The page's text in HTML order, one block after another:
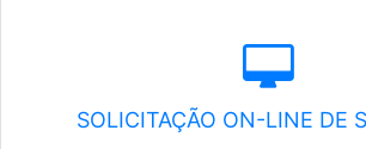
SOLICITAÇÃO ON-LINE DE